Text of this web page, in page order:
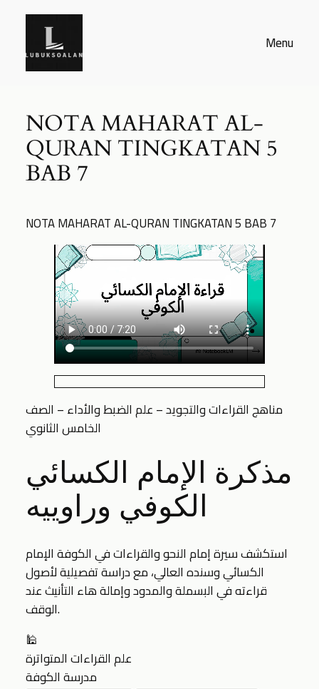
Menu
NOTA MAHARAT AL-
QURAN TINGKATAN 5
BAB 7
NOTA MAHARAT AL-QURAN TINGKATAN 5 BAB 7
مناهج القراءات والتجويد – علم الضبط والأداء – الصف
الخامس الثانوي
مذكرة الإمام الكسائي
الكوفي وراوييه
استكشف سيرة إمام النحو والقراءات في الكوفة الإمام
الكسائي وسنده العالي، مع دراسة تفصيلية لأصول
قراءته في البسملة والمدود وإمالة هاء التأنيث عند
الوقف.
🕌
علم القراءات المتواترة
مدرسة الكوفة